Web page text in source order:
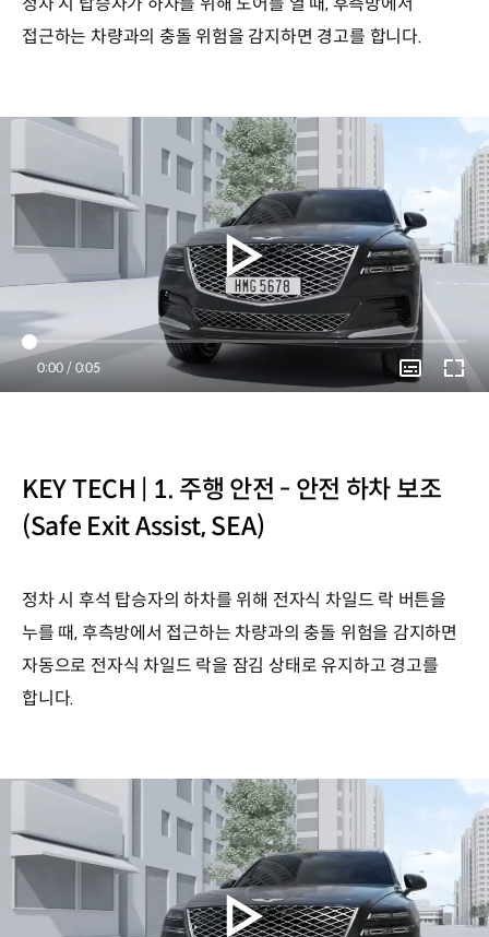
접근하는 차량과의 충돌 위험을 감지하면 경고를 합니다.
Current
Time
0:00 / Duration
0:05
KEY TECH | 1. 주행 안전 - 안전 하차 보조
(Safe Exit Assist, SEA)
정차 시 후석 탑승자의 하차를 위해 전자식 차일드 락 버튼을
누를 때, 후측방에서 접근하는 차량과의 충돌 위험을 감지하면
자동으로 전자식 차일드 락을 잠김 상태로 유지하고 경고를
합니다.